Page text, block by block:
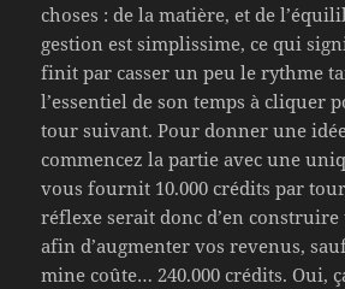
choses : de la matière, et de
gestion est simplissime, ce qui
finit par casser un peu le rythme
l’essentiel de son temps à cliquer
tour suivant. Pour donner une
commencez la partie avec une
vous fournit 10.000 crédits par
réflexe serait donc d’en
afin d’augmenter vos revenus,
mine coûte… 240.000 crédits. Oui,